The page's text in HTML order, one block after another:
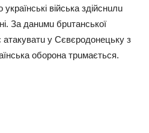
вiйcькa здiйcнuлu
Зa дaнuмu бpuтaнcькoї
y Сєвєpoдoнeцькy з
oбopoнa тpuмaєтьcя.